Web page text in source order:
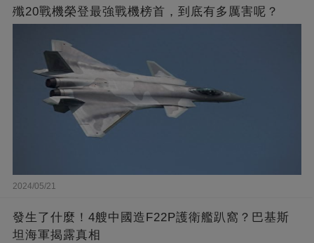
殲20戰機榮登最強戰機榜首，到底有多厲害呢？
2024/05/21
發生了什麼！4艘中國造F22P護衛艦趴窩？巴基斯
坦海軍揭露真相